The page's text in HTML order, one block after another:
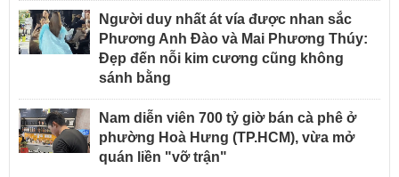
Người duy nhất át vía được nhan sắc
Phương Anh Đào và Mai Phương Thúy:
Đẹp đến nỗi kim cương cũng không
sánh bằng
Nam diễn viên 700 tỷ giờ bán cà phê ở
phường Hoà Hưng (TP.HCM), vừa mở
quán liền "vỡ trận"